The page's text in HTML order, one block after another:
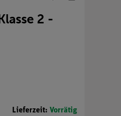
2 -
Lieferzeit: Vorrätig